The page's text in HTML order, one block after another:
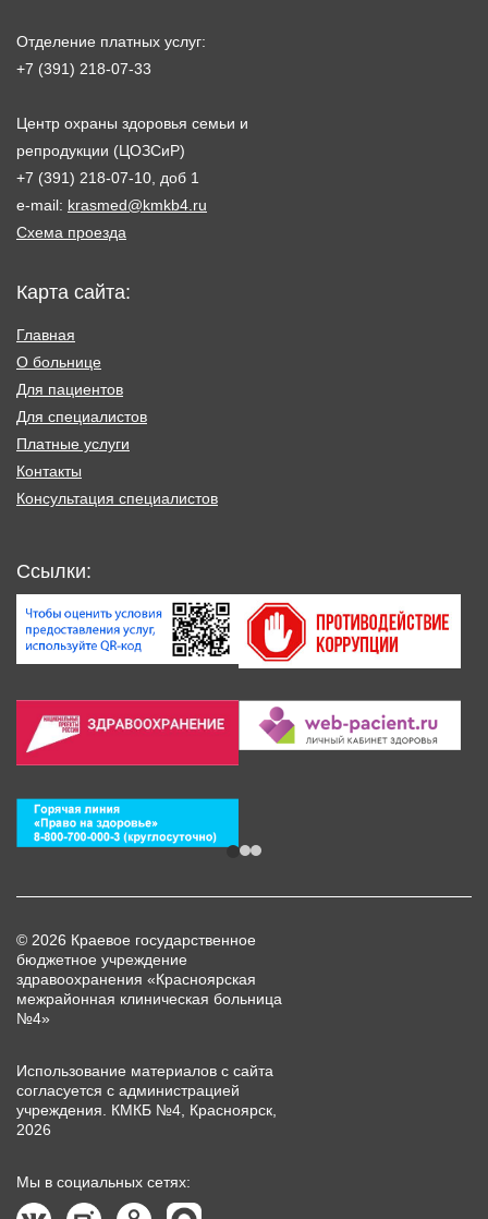
Отделение платных услуг:
+7 (391) 218-07-33
Центр охраны здоровья семьи и
репродукции (ЦОЗСиР)
+7 (391) 218-07-10, доб 1
e-mail: krasmed@kmkb4.ru
Схема проезда
Карта сайта:
Главная
О больнице
Для пациентов
Для специалистов
Платные услуги
Контакты
Консультация специалистов
Ссылки:
© 2026 Краевое государственное
бюджетное учреждение
здравоохранения «Красноярская
межрайонная клиническая больница
№4»
Использование материалов с сайта
согласуется с администрацией
учреждения. КМКБ №4, Красноярск,
2026
Мы в социальных сетях: